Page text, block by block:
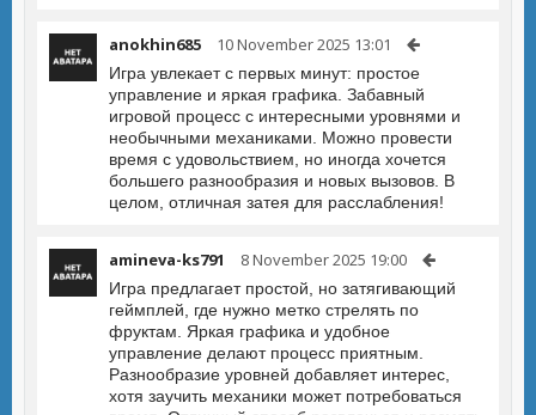
anokhin685 10 November 2025 13:01
Игра увлекает с первых минут: простое
управление и яркая графика. Забавный
игровой процесс с интересными уровнями и
необычными механиками. Можно провести
время с удовольствием, но иногда хочется
большего разнообразия и новых вызовов. В
целом, отличная затея для расслабления!
amineva-ks791 8 November 2025 19:00
Игра предлагает простой, но затягивающий
геймплей, где нужно метко стрелять по
фруктам. Яркая графика и удобное
управление делают процесс приятным.
Разнообразие уровней добавляет интерес,
хотя заучить механики может потребоваться